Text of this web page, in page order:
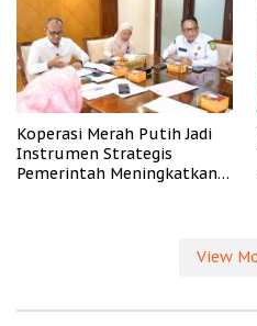
Koperasi Merah Putih Jadi
Instrumen Strategis
Pemerintah Meningkatkan
View